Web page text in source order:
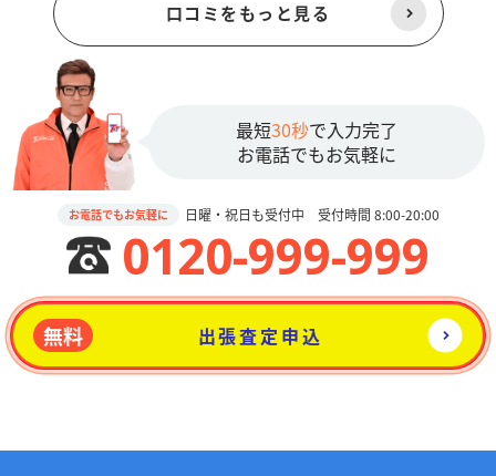
口コミをもっと見る
最短30秒で入力完了
お電話でもお気軽に
お電話でもお気軽に 日曜・祝日も受付中 受付時間 8:00-20:00
0120-999-999
無料 出張査定申込